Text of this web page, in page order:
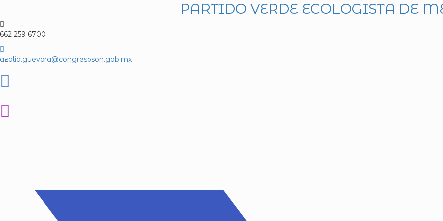
PARTIDO VERDE ECOLOGISTA DE
662 259 6700
azalia.guevara@congresoson.gob.mx